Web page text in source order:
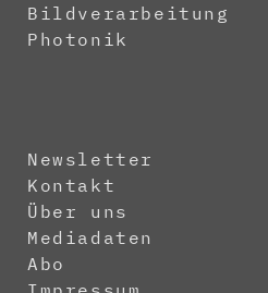
Bildverarbeitung
Photonik
Newsletter
Kontakt
Über uns
Mediadaten
Abo